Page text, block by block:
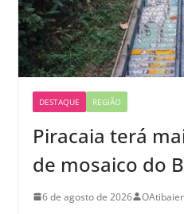
DESTAQUE REGIÃO
Piracaia terá
de mosaico do
6 de agosto de 2026